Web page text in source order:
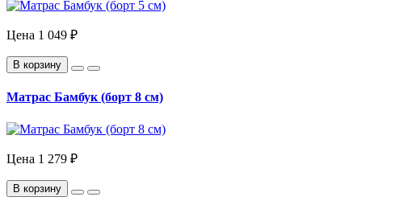
Цена 1 049 ₽
В корзину
Матрас Бамбук (борт 8 см)
Цена 1 279 ₽
В корзину